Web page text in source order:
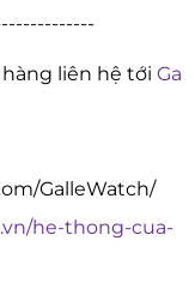
liên hệ tới Ga
GalleWatch/
he-thong-cua-